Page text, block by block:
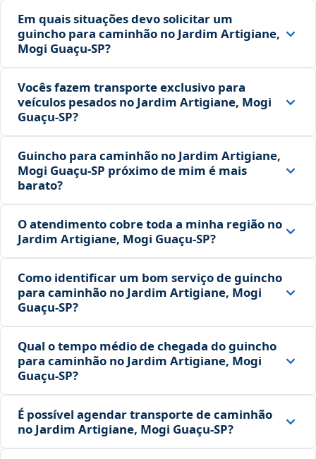
Em quais situações devo solicitar um
guincho para caminhão no Jardim Artigiane,
Mogi Guaçu‑SP?
Vocês fazem transporte exclusivo para
veículos pesados no Jardim Artigiane, Mogi
Guaçu‑SP?
Guincho para caminhão no Jardim Artigiane,
Mogi Guaçu‑SP próximo de mim é mais
barato?
O atendimento cobre toda a minha região no
Jardim Artigiane, Mogi Guaçu‑SP?
Como identificar um bom serviço de guincho
para caminhão no Jardim Artigiane, Mogi
Guaçu‑SP?
Qual o tempo médio de chegada do guincho
para caminhão no Jardim Artigiane, Mogi
Guaçu‑SP?
É possível agendar transporte de caminhão
no Jardim Artigiane, Mogi Guaçu‑SP?